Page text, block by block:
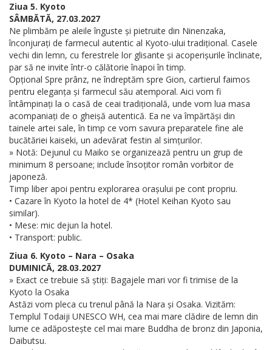
Ziua 5. Kyoto
SÂMBĂTĂ, 27.03.2027
Ne plimbăm pe aleile înguste și pietruite din Ninenzaka,
înconjurați de farmecul autentic al Kyoto-ului tradițional. Casele
vechi din lemn, cu ferestrele lor glisante și acoperișurile înclinate,
par să ne invite într-o călătorie înapoi în timp.
Opțional Spre prânz, ne îndreptăm spre Gion, cartierul faimos
pentru eleganța și farmecul său atemporal. Aici vom fi
întâmpinați la o casă de ceai tradițională, unde vom lua masa
acompaniați de o gheișă autentică. Ea ne va împărtăși din
tainele artei sale, în timp ce vom savura preparatele fine ale
bucătăriei kaiseki, un adevărat festin al simțurilor.
» Notă: Dejunul cu Maiko se organizează pentru un grup de
minimum 8 persoane; include însoțitor român vorbitor de
japoneză.
Timp liber apoi pentru explorarea orașului pe cont propriu.
• Cazare în Kyoto la hotel de 4* (Hotel Keihan Kyoto sau
similar).
• Mese: mic dejun la hotel.
• Transport: public.
Ziua 6. Kyoto – Nara – Osaka
DUMINICĂ, 28.03.2027
» Exact ce trebuie să știți: Bagajele mari vor fi trimise de la
Kyoto la Osaka
Astăzi vom pleca cu trenul până la Nara și Osaka. Vizităm:
Templul Todaiji UNESCO WH, cea mai mare clădire de lemn din
lume ce adăpostește cel mai mare Buddha de bronz din Japonia,
Daibutsu.